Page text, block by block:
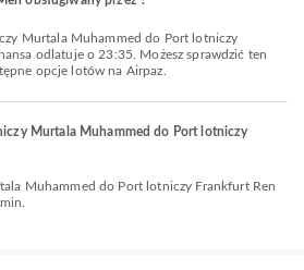
odlatuje o 23:35. Możesz sprawdzić ten
opcje lotów na Airpaz.
Murtala Muhammed do Port lotniczy